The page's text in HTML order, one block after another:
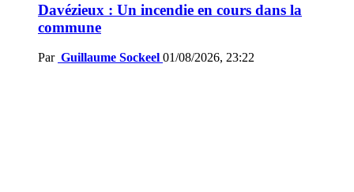
Davézieux : Un incendie en cours dans la
commune
Par Guillaume Sockeel 01/08/2026, 23:22